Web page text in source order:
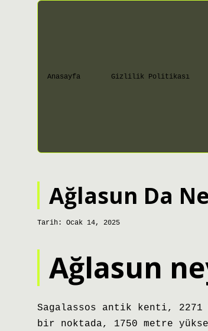
Anasayfa Gizlilik Politikası
Ağlasun Da
Tarih: Ocak 14, 2025
Ağlasun
Sagalassos antik kenti, 2271
bir noktada, 1750 metre